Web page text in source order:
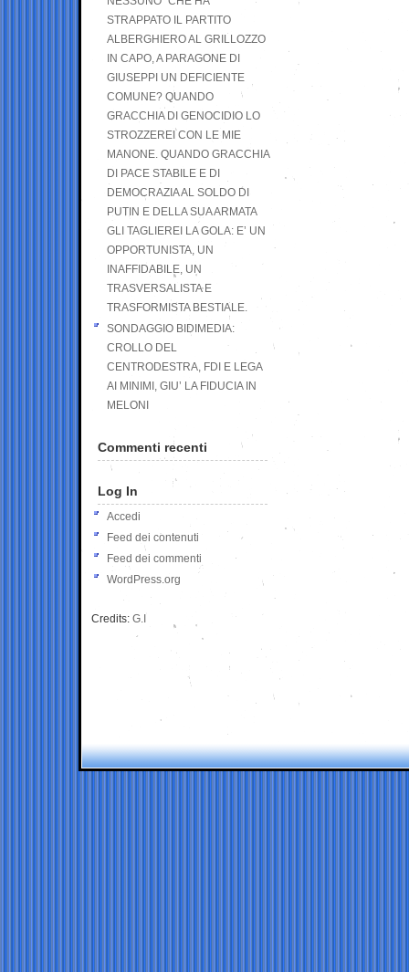
STRAPPATO IL PARTITO
ALBERGHIERO AL GRILLOZZO
IN CAPO, A PARAGONE DI
GIUSEPPI UN DEFICIENTE
COMUNE? QUANDO
GRACCHIA DI GENOCIDIO LO
STROZZEREI CON LE MIE
MANONE. QUANDO GRACCHIA
DI PACE STABILE E DI
DEMOCRAZIA AL SOLDO DI
PUTIN E DELLA SUA ARMATA
GLI TAGLIEREI LA GOLA: E’ UN
OPPORTUNISTA, UN
INAFFIDABILE, UN
TRASVERSALISTA E
TRASFORMISTA BESTIALE.
SONDAGGIO BIDIMEDIA:
CROLLO DEL
CENTRODESTRA, FDI E LEGA
AI MINIMI, GIU’ LA FIDUCIA IN
MELONI
Commenti recenti
Log In
Accedi
Feed dei contenuti
Feed dei commenti
WordPress.org
Credits: G.I